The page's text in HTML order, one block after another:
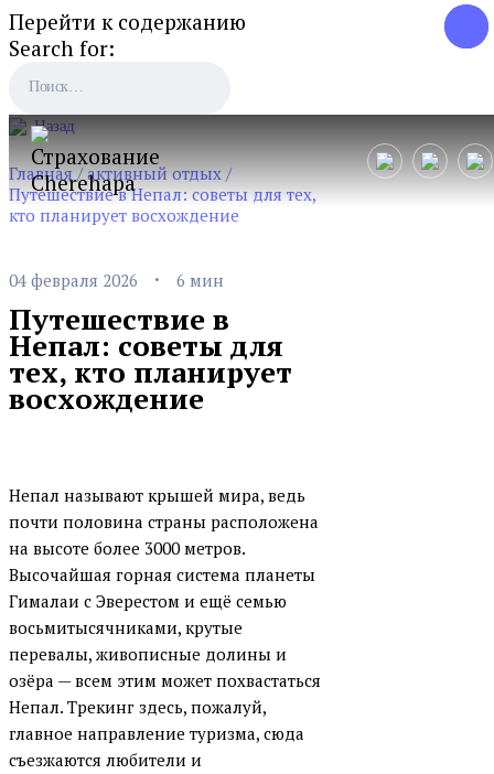
Перейти к содержанию
Search for:
Назад
Главная/активный отдых/
Путешествие в Непал: советы для тех,
кто планирует восхождение
04 февраля 2026 · 6 мин
Путешествие в
Непал: советы для
тех, кто планирует
восхождение
Непал называют крышей мира, ведь
почти половина страны расположена
на высоте более 3000 метров.
Высочайшая горная система планеты
Гималаи с Эверестом и ещё семью
восьмитысячниками, крутые
перевалы, живописные долины и
озёра — всем этим может похвастаться
Непал. Трекинг здесь, пожалуй,
главное направление туризма, сюда
съезжаются любители и